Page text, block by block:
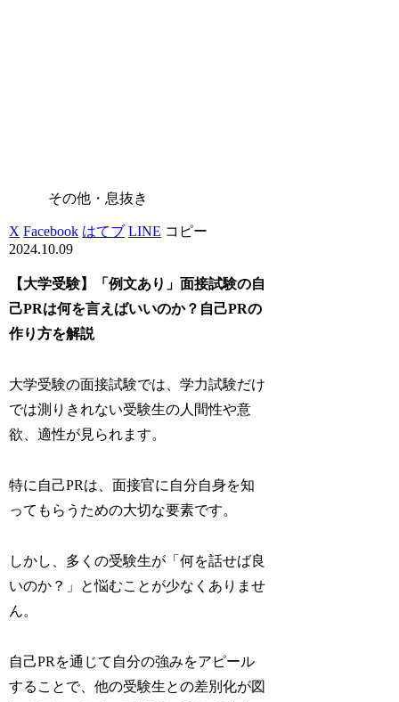
その他・息抜き
X Facebook はてブ LINE コピー
2024.10.09
【大学受験】「例文あり」面接試験の自
己PRは何を言えばいいのか？自己PRの
作り方を解説
大学受験の面接試験では、学力試験だけ
では測りきれない受験生の人間性や意
欲、適性が見られます。
特に自己PRは、面接官に自分自身を知
ってもらうための大切な要素です。
しかし、多くの受験生が「何を話せば良
いのか？」と悩むことが少なくありませ
ん。
自己PRを通じて自分の強みをアピール
することで、他の受験生との差別化が図